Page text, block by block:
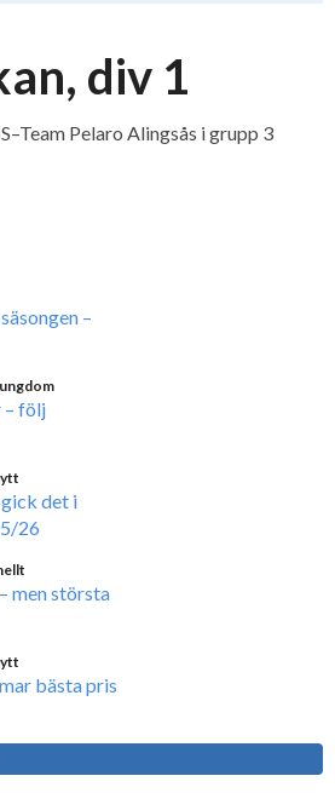
div 1
Pelaro Alingsås i grupp 3
–
– följ
det i
26
men största
bästa pris